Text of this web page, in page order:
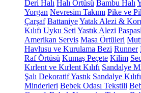
Deri Halı Halı Örtüsü Bambu Halı
Yorgan Nevresim Takımı Pike ve
Çarşaf BattaniyeYatak Alezi &
Kılıfı Uyku Seti Yastık Alezi
Amerikan Servis Masa Örtüleri
Havlusu ve Kurulama Bezi Runner
Raf Örtüsü Kumaş Peçete Kilim
Kırlent ve Kırlent Kılıfı Sandalye
Şalı Dekoratif Yastık Sandalye Kılıfı
Minderleri Bebek Odası Tekstili